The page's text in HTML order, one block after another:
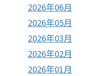
2026年06月
2026年05月
2026年03月
2026年02月
2026年01月